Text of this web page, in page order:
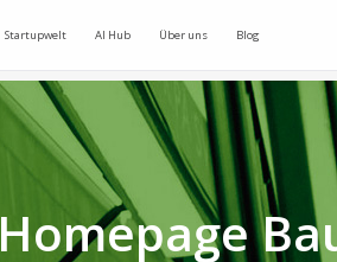
Startupwelt AI Hub Über uns Blog
Homepage